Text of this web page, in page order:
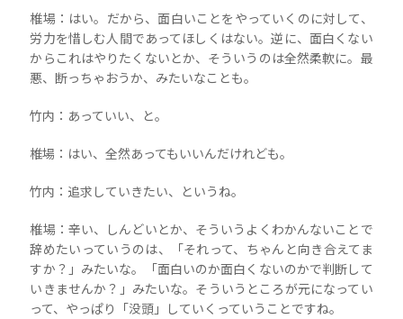
椎場：はい。だから、面白いことをやっていくのに対して、
労力を惜しむ人間であってほしくはない。逆に、面白くない
からこれはやりたくないとか、そういうのは全然柔軟に。最
悪、断っちゃおうか、みたいなことも。
竹内：あっていい、と。
椎場：はい、全然あってもいいんだけれども。
竹内：追求していきたい、というね。
椎場：辛い、しんどいとか、そういうよくわかんないことで
辞めたいっていうのは、「それって、ちゃんと向き合えてま
すか？」みたいな。「面白いのか面白くないのかで判断して
いきませんか？」みたいな。そういうところが元になってい
って、やっぱり「没頭」していくっていうことですね。